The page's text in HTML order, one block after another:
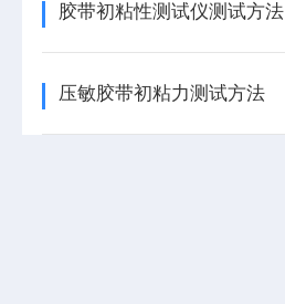
胶带初粘性测试仪测试方法
压敏胶带初粘力测试方法